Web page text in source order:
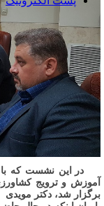
در این نشست که با
و ترویج
شد، دکتر مویدی